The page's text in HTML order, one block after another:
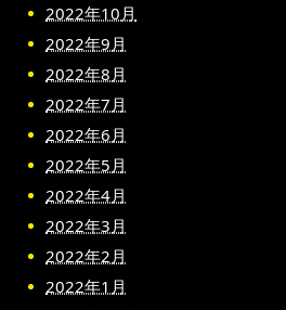
2022年10月
2022年9月
2022年8月
2022年7月
2022年6月
2022年5月
2022年4月
2022年3月
2022年2月
2022年1月